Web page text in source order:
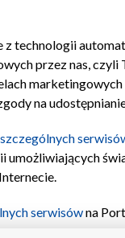
Moje zgody
technologii
przez nas, czyli
na
serwisówna